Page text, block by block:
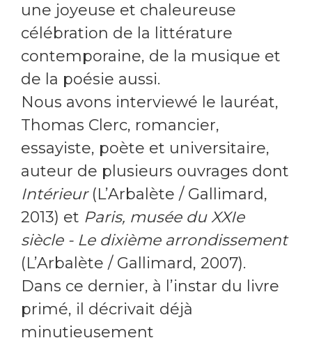
une joyeuse et chaleureuse
célébration de la littérature
contemporaine, de la musique et
de la poésie aussi.
Nous avons interviewé le lauréat,
Thomas Clerc, romancier,
essayiste, poète et universitaire,
auteur de plusieurs ouvrages dont
Intérieur(L’Arbalète / Gallimard,
2013) et Paris, musée du XXIe
siècle - Le dixième arrondissement
(L’Arbalète / Gallimard, 2007).
Dans ce dernier, à l’instar du livre
primé, il décrivait déjà
minutieusement